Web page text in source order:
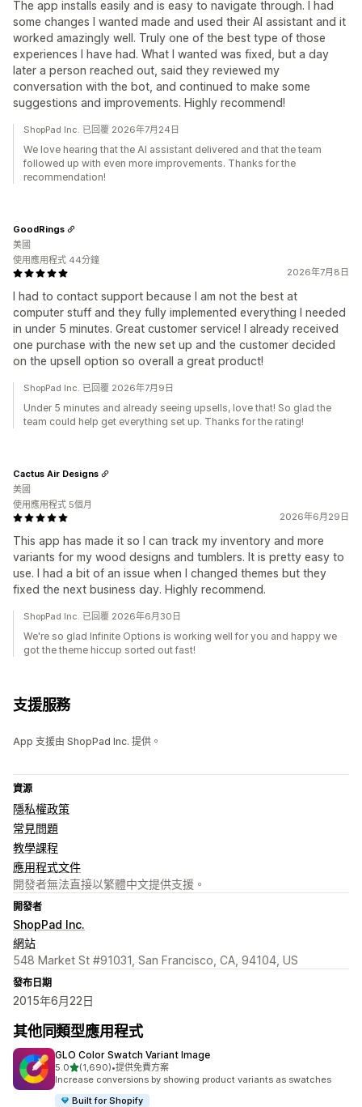
The app installs easily and is easy to navigate through. I had
some changes I wanted made and used their AI assistant and it
worked amazingly well. Truly one of the best type of those
experiences I have had. What I wanted was fixed, but a day
later a person reached out, said they reviewed my
conversation with the bot, and continued to make some
suggestions and improvements. Highly recommend!
ShopPad Inc. 已回覆 2026年7月24日
We love hearing that the AI assistant delivered and that the team
followed up with even more improvements. Thanks for the
recommendation!
2026年7月8日
I had to contact support because I am not the best at
computer stuff and they fully implemented everything I needed
in under 5 minutes. Great customer service! I already received
one purchase with the new set up and the customer decided
on the upsell option so overall a great product!
GoodRings
美國
使用應用程式 44分鐘
ShopPad Inc. 已回覆 2026年7月9日
Under 5 minutes and already seeing upsells, love that! So glad the
team could help get everything set up. Thanks for the rating!
2026年6月29日
This app has made it so I can track my inventory and more
variants for my wood designs and tumblers. It is pretty easy to
use. I had a bit of an issue when I changed themes but they
fixed the next business day. Highly recommend.
Cactus Air Designs
美國
使用應用程式 5個月
ShopPad Inc. 已回覆 2026年6月30日
We're so glad Infinite Options is working well for you and happy we
got the theme hiccup sorted out fast!
支援服務
App 支援由 ShopPad Inc. 提供。
資源
隱私權政策
常見問題
教學課程
應用程式文件
開發者無法直接以繁體中文提供支援。
開發者
ShopPad Inc.
網站
548 Market St #91031, San Francisco, CA, 94104, US
發布日期
2015年6月22日
其他同類型應用程式
GLO Color Swatch Variant Image
5.0滿分 5 顆星
(1,690)
共有 1690 則評價
•提供免費方案
Increase conversions by showing product variants as swatches
Built for Shopify